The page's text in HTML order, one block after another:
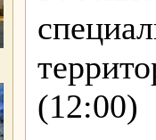
(12:00)